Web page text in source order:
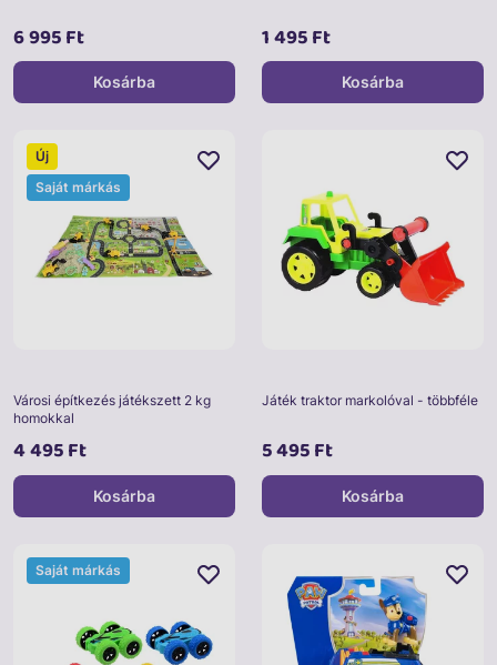
6 995 Ft
Kosárba
1 495 Ft
Kosárba
Városi építkezés játékszett 2 kg
homokkal
4 495 Ft
Új
Saját márkás
Kosárba
Játék traktor markolóval - többféle
5 495 Ft
Kosárba
Saját márkás